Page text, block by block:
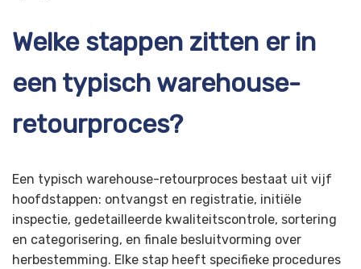
Welke stappen zitten er in
een typisch warehouse-
retourproces?
Een typisch warehouse-retourproces bestaat uit vijf
hoofdstappen: ontvangst en registratie, initiële
inspectie, gedetailleerde kwaliteitscontrole, sortering
en categorisering, en finale besluitvorming over
herbestemming. Elke stap heeft specifieke procedures